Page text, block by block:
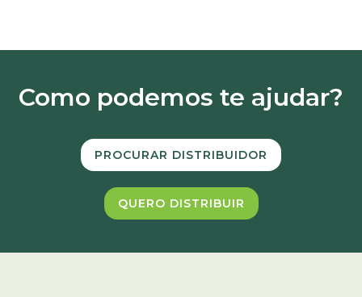
Como podemos te ajudar?
PROCURAR DISTRIBUIDOR
QUERO DISTRIBUIR